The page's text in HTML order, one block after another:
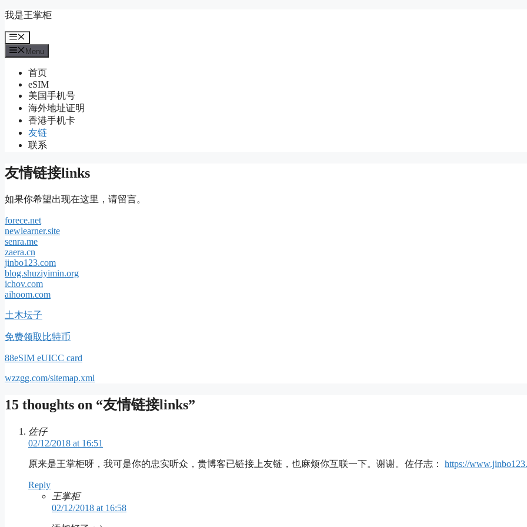
Skip
content
我是王掌柜
Menu
Menu
首页
eSIM
美国手机号
海外地址证明
香港手机卡
友链
联系
友情链接links
如果你希望出现在这里，请留言。
forece.net
newlearner.site
senra.me
zaera.cn
jinbo123.com
blog.shuziyimin.org
ichov.com
aihoom.com
土木坛子
免费领取比特币
88eSIM eUICC card
wzzgg.com/sitemap.xml
15 thoughts on “友情链接links”
佐仔
02/12/2018 at 16:51
原来是王掌柜呀，我可是你的忠实听众，贵博客已链接上友链，也麻烦你互联一下。谢谢。佐仔志： https://
Reply
王掌柜
02/12/2018 at 16:58